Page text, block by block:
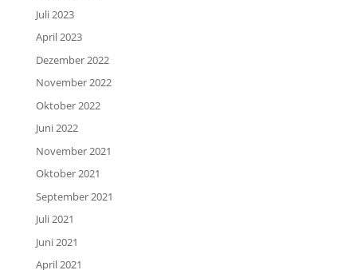
Juli 2023
April 2023
Dezember 2022
November 2022
Oktober 2022
Juni 2022
November 2021
Oktober 2021
September 2021
Juli 2021
Juni 2021
April 2021